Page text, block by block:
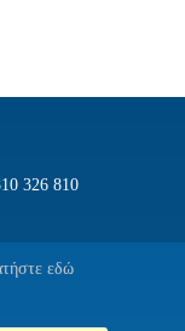
326 810
εδώ